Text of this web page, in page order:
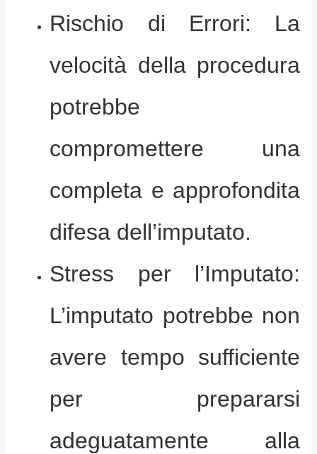
Rischio di Errori: La
velocità della procedura
potrebbe
compromettere una
completa e approfondita
difesa dell’imputato.
Stress per l’Imputato:
L’imputato potrebbe non
avere tempo sufficiente
per prepararsi
adeguatamente alla